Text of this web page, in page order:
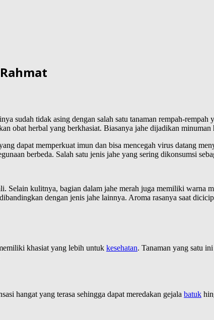
sudah tidak asing dengan salah satu tanaman rempah-rempah
obat herbal yang berkhasiat. Biasanya jahe dijadikan
dapat memperkuat imun dan bisa mencegah virus datang
berbeda. Salah satu jenis jahe yang sering dikonsumsi
Selain kulitnya, bagian dalam jahe merah juga memiliki warna
dengan jenis jahe lainnya. Aroma rasanya saat
khasiat yang lebih untuk kesehatan. Tanaman yang satu
hangat yang terasa sehingga dapat meredakan gejala batuk